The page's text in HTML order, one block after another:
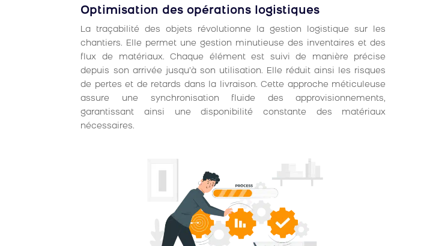
Optimisation des opérations logistiques
La traçabilité des objets révolutionne la gestion logistique sur les
chantiers. Elle permet une gestion minutieuse des inventaires et des
flux de matériaux. Chaque élément est suivi de manière précise
depuis son arrivée jusqu’à son utilisation. Elle réduit ainsi les risques
de pertes et de retards dans la livraison. Cette approche méticuleuse
assure une synchronisation fluide des approvisionnements,
garantissant ainsi une disponibilité constante des matériaux
nécessaires.